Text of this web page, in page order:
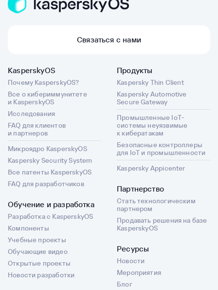
Связаться с нами
KasperskyOS
Почему KasperskyOS?
Все о кибериммунитете
и KasperskyOS
Исследования
FAQ для клиентов
и партнеров
Микроядро KasperskyOS
Kaspersky Security System
Все патенты KasperskyOS
FAQ для разработчиков
Обучение и разработка
Разработка с KasperskyOS
Компоненты
Учебные проекты
Обучающие видео
Открытые проекты
Новости разработки
Продукты
Kaspersky Thin Client
Kaspersky Automotive
Secure Gateway
Промышленные IoT-
системы неуязвимые
к кибератакам
Безопасные контроллеры
для IoT и промышленности
Kaspersky Appicenter
Партнерство
Стать технологическим
партнером
Продавать решения на базе
KasperskyOS
Ресурсы
Новости
Мероприятия
Блог